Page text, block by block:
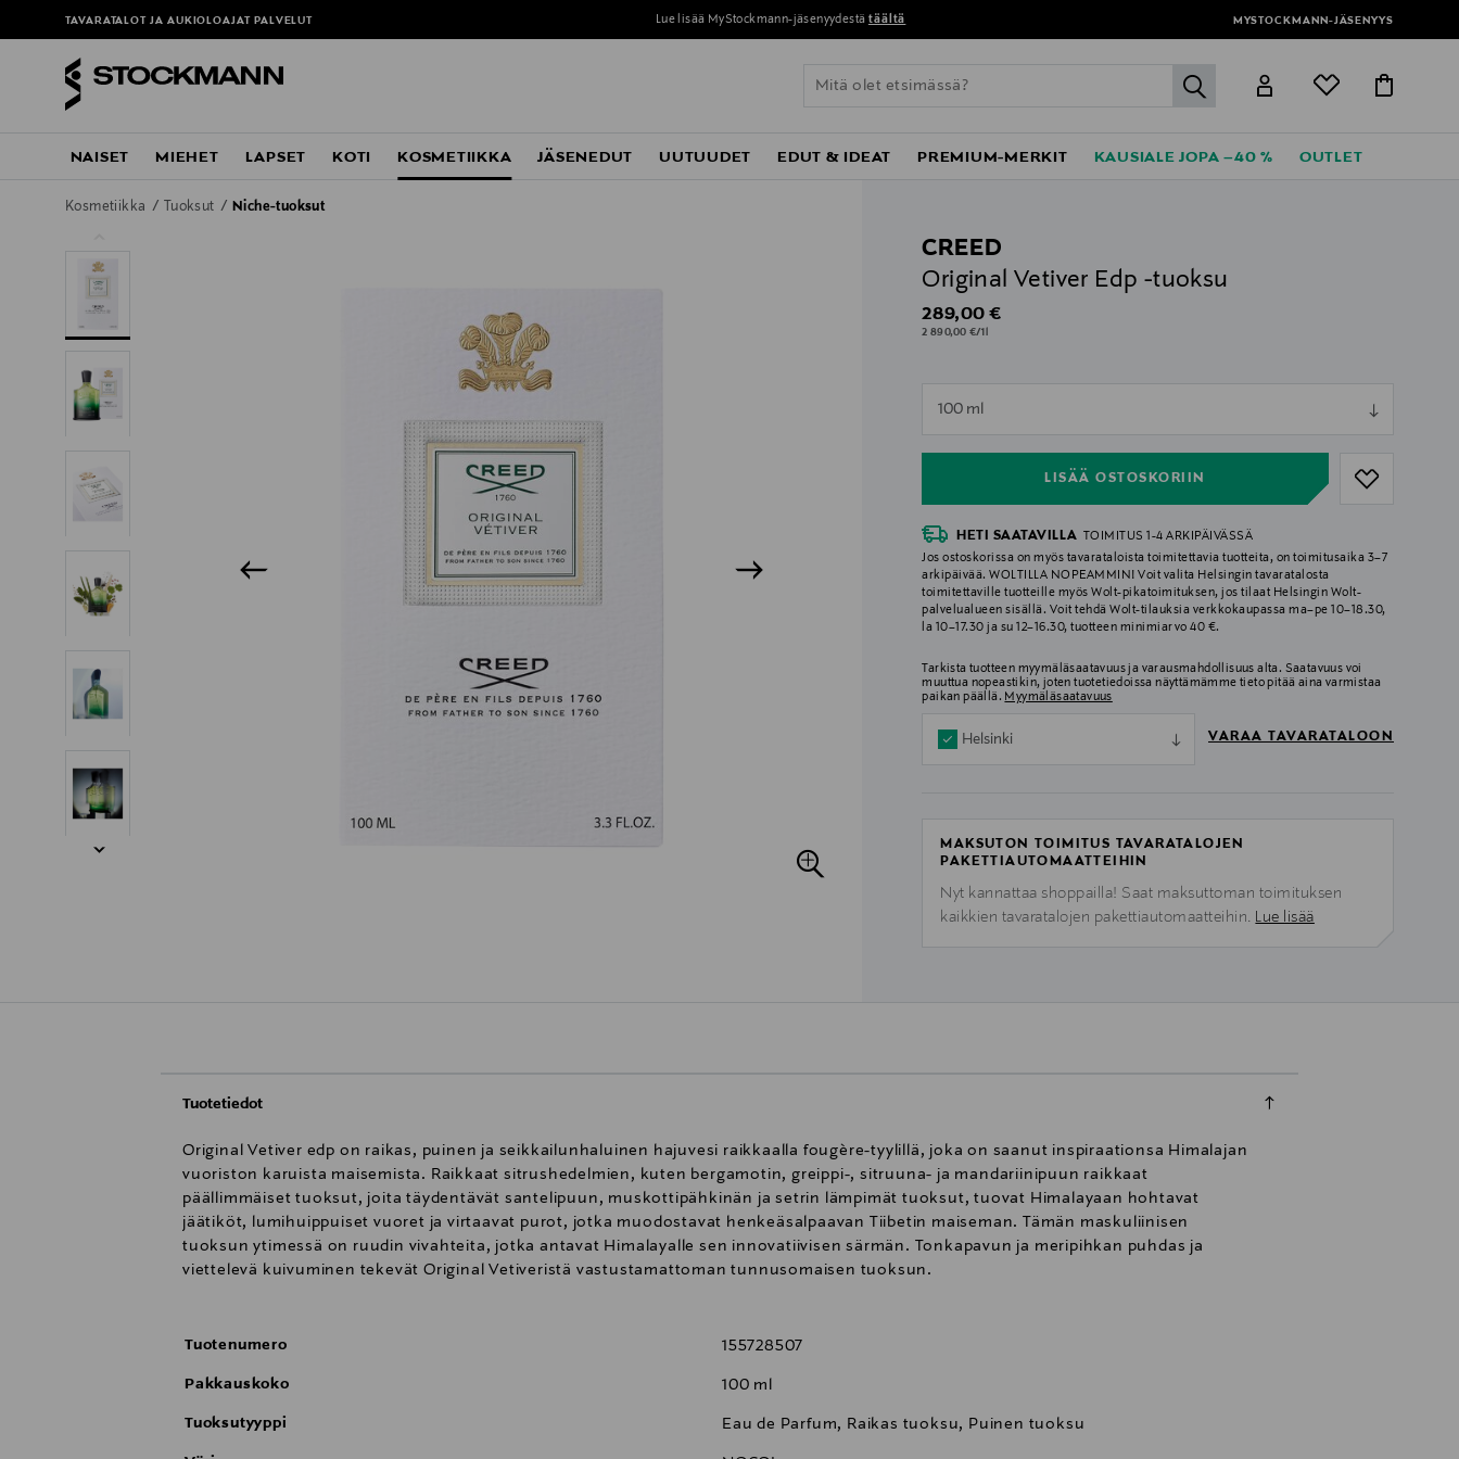
TAVARATALOT JA AUKIOLOAJAT PALVELUT Lue lisää MyStockmann-jäsenyydestä täältä MYSTOCKMANN-JÄSENYYS
label.header.go
NAISET MIEHET LAPSET KOTI KOSMETIIKKA JÄSENEDUT UUTUUDET EDUT & IDEAT PREMIUM-MERKIT KAUSIALE JOPA –40 % OUTLET
Kosmetiikka Tuoksut Niche-tuoksut
CREED
Original Vetiver Edp -tuoksu
Original Price
289,00 €
2 890,00 €/1l
100 ml
LISÄÄ OSTOSKORIIN
null
HETI SAATAVILLA
TOIMITUS 1-4 ARKIPÄIVÄSSÄ
Jos ostoskorissa on myös tavarataloista toimitettavia tuotteita, on toimitusaika 3–7
arkipäivää. WOLTILLA NOPEAMMIN! Voit valita Helsingin tavaratalosta
toimitettaville tuotteille myös Wolt-pikatoimituksen, jos tilaat Helsingin Wolt-
palvelualueen sisällä. Voit tehdä Wolt-tilauksia verkkokaupassa ma–pe 10–18.30,
la 10–17.30 ja su 12–16.30, tuotteen minimiarvo 40 €.
Tarkista tuotteen myymäläsaatavuus ja varausmahdollisuus alta. Saatavuus voi
muuttua nopeastikin, joten tuotetiedoissa näyttämämme tieto pitää aina varmistaa
paikan päällä. Myymäläsaatavuus
Helsinki VARAA TAVARATALOON
MAKSUTON TOIMITUS TAVARATALOJEN
PAKETTIAUTOMAATTEIHIN
Nyt kannattaa shoppailla! Saat maksuttoman toimituksen
kaikkien tavaratalojen pakettiautomaatteihin. Lue lisää
Tuotetiedot
Original Vetiver edp on raikas, puinen ja seikkailunhaluinen hajuvesi raikkaalla fougère-tyylillä, joka on saanut inspiraationsa Himalajan
vuoriston karuista maisemista. Raikkaat sitrushedelmien, kuten bergamotin, greippi-, sitruuna- ja mandariinipuun raikkaat
päällimmäiset tuoksut, joita täydentävät santelipuun, muskottipähkinän ja setrin lämpimät tuoksut, tuovat Himalayaan hohtavat
jäätiköt, lumihuippuiset vuoret ja virtaavat purot, jotka muodostavat henkeäsalpaavan Tiibetin maiseman. Tämän maskuliinisen
tuoksun ytimessä on ruudin vivahteita, jotka antavat Himalayalle sen innovatiivisen särmän. Tonkapavun ja meripihkan puhdas ja
viettelevä kuivuminen tekevät Original Vetiveristä vastustamattoman tunnusomaisen tuoksun.
Tuotenumero 155728507
Pakkauskoko 100 ml
Tuoksutyyppi Eau de Parfum, Raikas tuoksu, Puinen tuoksu